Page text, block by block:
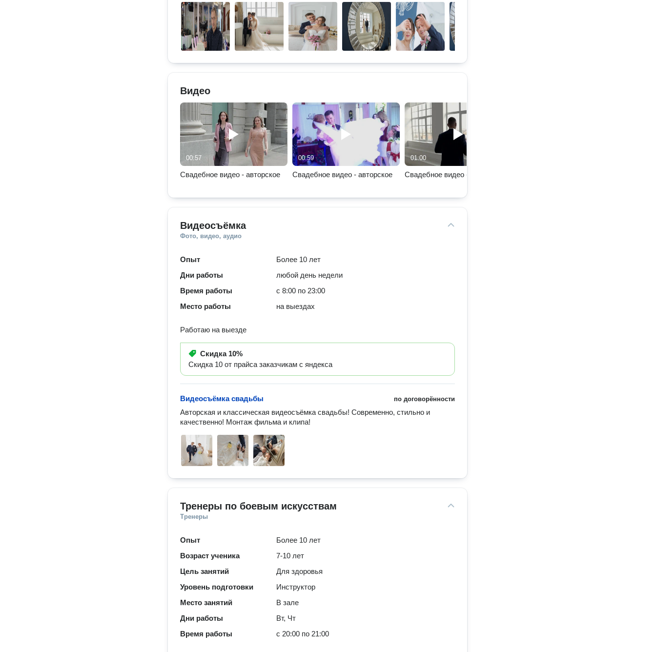
Видео
00:57
Свадебное видео - авторское
00:59
Свадебное видео - авторское
01:00
Свадебное видео - классика
Видеосъёмка
Фото, видео, аудио
Опыт
Более 10 лет
Дни работы
любой день недели
Время работы
с 8:00 по 23:00
Место работы
на выездах
Работаю на выезде
Скидка 10%
Скидка 10 от прайса заказчикам с яндекса
по договорённости
Видеосъёмка свадьбы
Авторская и классическая видеосъёмка свадьбы! Современно, стильно и
качественно! Монтаж фильма и клипа!
Тренеры по боевым искусствам
Тренеры
Опыт
Более 10 лет
Возраст ученика
7-10 лет
Цель занятий
Для здоровья
Уровень подготовки
Инструктор
Место занятий
В зале
Дни работы
Вт, Чт
Время работы
с 20:00 по 21:00